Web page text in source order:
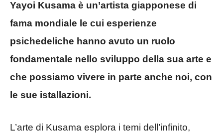
Yayoi Kusama è un’artista giapponese di
fama mondiale le cui esperienze
psichedeliche hanno avuto un ruolo
fondamentale nello sviluppo della sua arte e
che possiamo vivere in parte anche noi, con
le sue istallazioni.
L’arte di Kusama esplora i temi dell’infinito,